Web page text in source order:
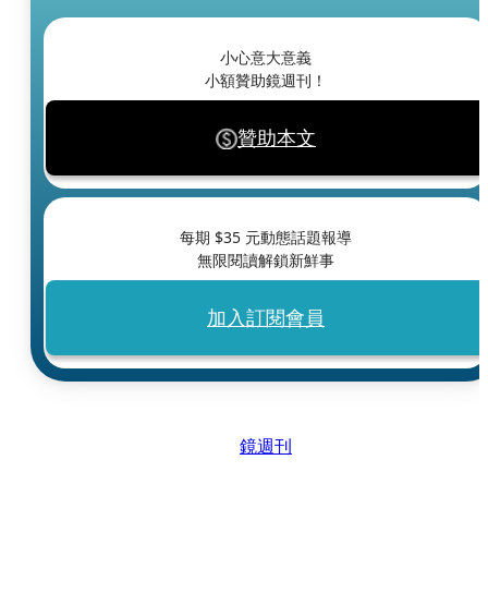
小心意大意義
小額贊助鏡週刊！
贊助本文
每期 $35 元動態話題報導
無限閱讀解鎖新鮮事
加入訂閱會員
鏡週刊